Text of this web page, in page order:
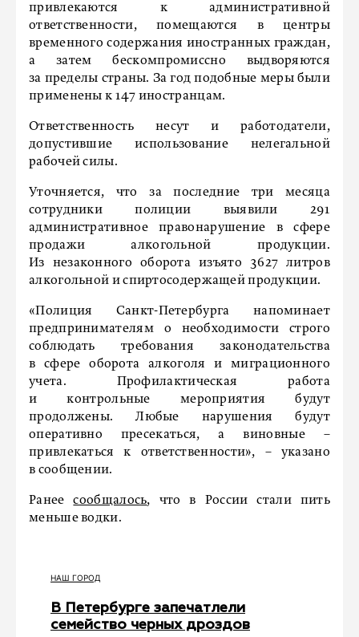
привлекаются к административной
ответственности, помещаются в центры
временного содержания иностранных граждан,
а затем бескомпромиссно выдворяются
за пределы страны. За год подобные меры были
применены к 147 иностранцам.
Ответственность несут и работодатели,
допустившие использование нелегальной
рабочей силы.
Уточняется, что за последние три месяца
сотрудники полиции выявили 291
административное правонарушение в сфере
продажи алкогольной продукции.
Из незаконного оборота изъято 3627 литров
алкогольной и спиртосодержащей продукции.
«Полиция Санкт-Петербурга напоминает
предпринимателям о необходимости строго
соблюдать требования законодательства
в сфере оборота алкоголя и миграционного
учета. Профилактическая работа
и контрольные мероприятия будут
продолжены. Любые нарушения будут
оперативно пресекаться, а виновные –
привлекаться к ответственности», – указано
в сообщении.
Ранеесообщалось, что в России стали пить
меньше водки.
НАШ ГОРОД
В Петербурге запечатлели
семейство черных дроздов